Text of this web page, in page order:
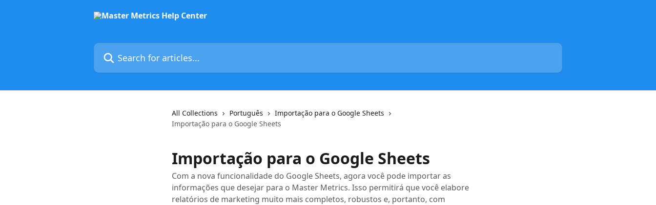
Search for articles...
All Collections Português
Importação para o Google Sheets
Importação para o Google Sheets
Importação para o Google Sheets
Com a nova funcionalidade do Google Sheets, agora você pode importar as
informações que desejar para o Master Metrics. Isso permitirá que você elabore
relatórios de marketing muito mais completos, robustos e, portanto, com